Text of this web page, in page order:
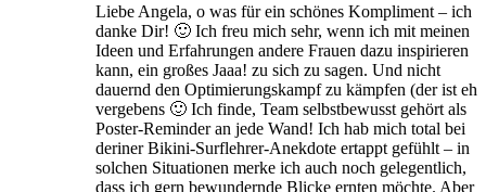
Liebe Angela, o was für ein schönes Kompliment – ich
danke Dir! 🙂 Ich freu mich sehr, wenn ich mit meinen
Ideen und Erfahrungen andere Frauen dazu inspirieren
kann, ein großes Jaaa! zu sich zu sagen. Und nicht
dauernd den Optimierungskampf zu kämpfen (der ist eh
vergebens 🙂 Ich finde, Team selbstbewusst gehört als
Poster-Reminder an jede Wand! Ich hab mich total bei
deriner Bikini-Surflehrer-Anekdote ertappt gefühlt – in
solchen Situationen merke ich auch noch gelegentlich,
dass ich gern bewundernde Blicke ernten möchte. Aber